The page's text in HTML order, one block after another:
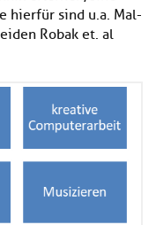
hierfür sind u.a. Mal-
Robak et. al